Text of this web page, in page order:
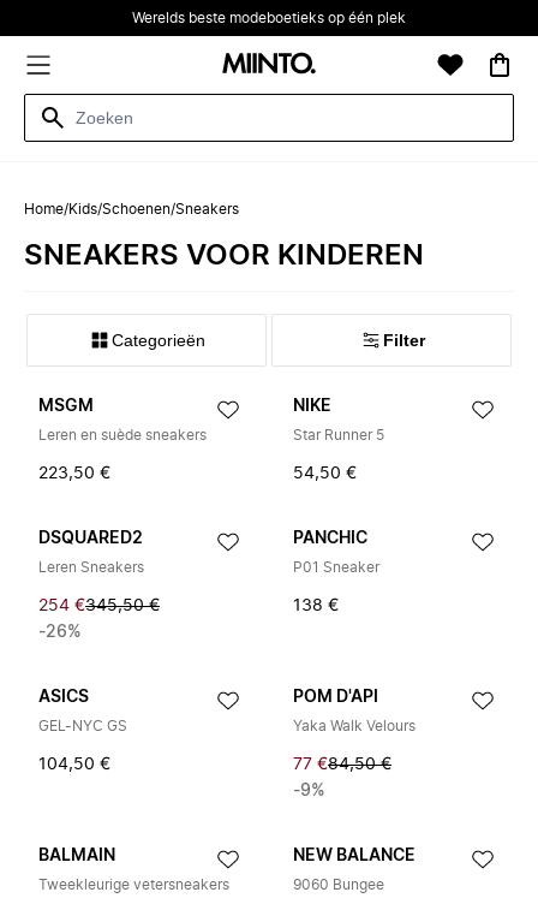
Werelds beste modeboetieks op één plek
Home/Kids/Schoenen/Sneakers
SNEAKERS VOOR KINDEREN
Categorieën Filter
MSGM
Leren en suède sneakers
223,50 €
NIKE
Star Runner 5
54,50 €
DSQUARED2
Leren Sneakers
254 €345,50 €
-26%
PANCHIC
P01 Sneaker
138 €
ASICS
GEL-NYC GS
104,50 €
POM D'API
Yaka Walk Velours
77 €84,50 €
-9%
BALMAIN
Tweekleurige vetersneakers
NEW BALANCE
9060 Bungee